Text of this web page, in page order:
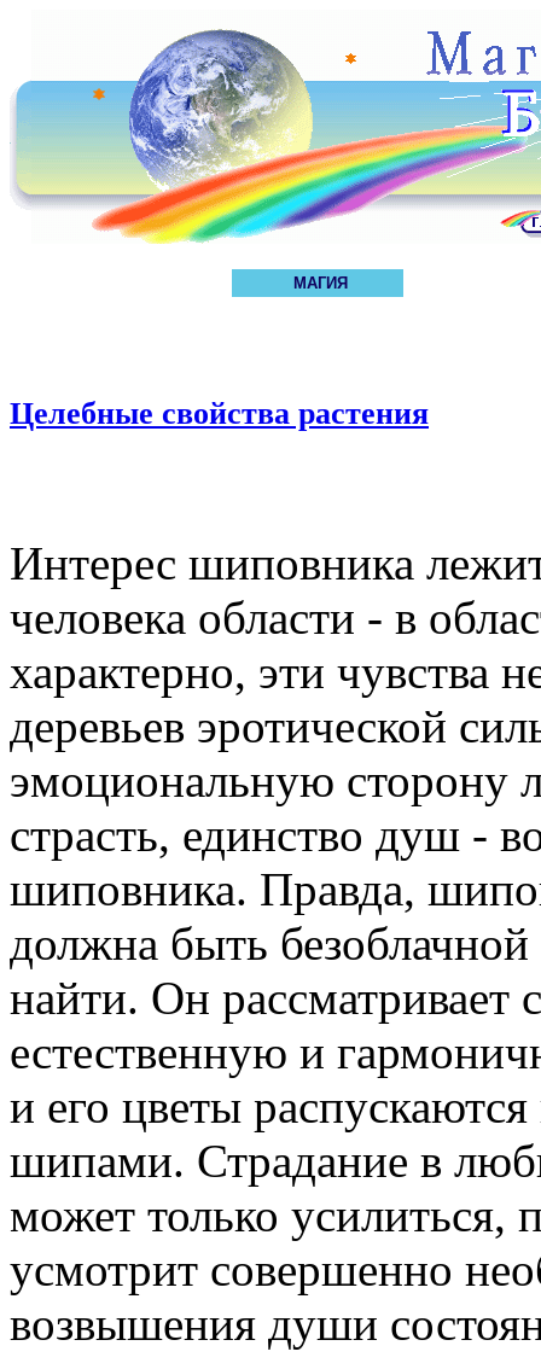
МАГИЯ
Целебные свойства растения
Интерес шиповника
человека области - в
характерно, эти чувства
деревьев эротической
эмоциональную сторону
страсть, единство душ -
шиповника. Правда,
должна быть
найти. Он рассматривает
естественную и
и его цветы
шипами. Страдание в
может только усилиться,
усмотрит совершенно
возвышения души